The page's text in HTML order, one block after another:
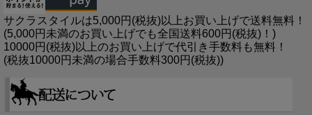
サクラスタイルは5,000円(税抜)以上お買い上げで送料無料！
(5,000円未満のお買い上げでも全国送料600円(税抜)！)
10000円(税抜)以上のお買い上げで代引き手数料も無料！
(税抜10000円未満の場合手数料300円(税抜))